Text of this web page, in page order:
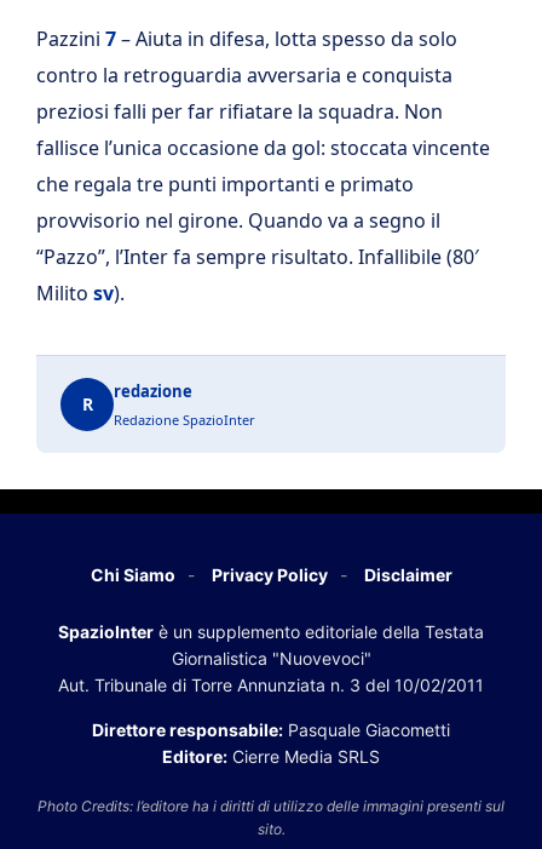
Pazzini 7– Aiuta in difesa, lotta spesso da solo
contro la retroguardia avversaria e conquista
preziosi falli per far rifiatare la squadra. Non
fallisce l’unica occasione da gol: stoccata vincente
che regala tre punti importanti e primato
provvisorio nel girone. Quando va a segno il
“Pazzo”, l’Inter fa sempre risultato. Infallibile (80′
Milito sv).
R
redazione
Redazione SpazioInter
Chi Siamo Privacy Policy Disclaimer
SpazioInter è un supplemento editoriale della Testata
Giornalistica "Nuovevoci"
Aut. Tribunale di Torre Annunziata n. 3 del 10/02/2011
Direttore responsabile: Pasquale Giacometti
Editore: Cierre Media SRLS
Photo Credits: l’editore ha i diritti di utilizzo delle immagini presenti sul
sito.